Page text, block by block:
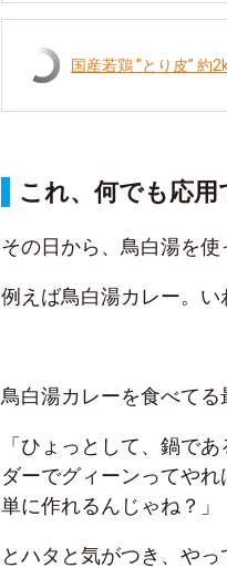
国産若鶏 ”とり皮” 約
これ、何でも応
その日から、鳥白湯を使
例えば鳥白湯カレー。い
鳥白湯カレーを食べてる
「ひょっとして、鍋で
ダーでグィーンってや
単に作れるんじゃね？」
とハタと気がつき、やっ